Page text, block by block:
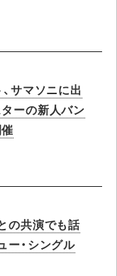
サマソニに出
ーの新人バン
の共演でも話
ー・シングル